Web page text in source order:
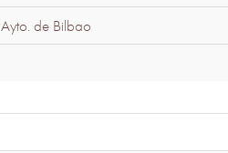
Ayto. de Bilbao